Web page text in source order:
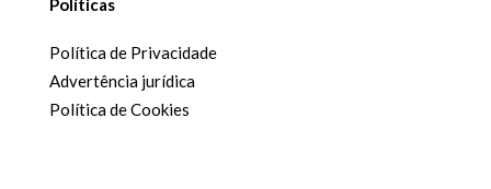
Políticas
Política de Privacidade
Advertência jurídica
Política de Cookies